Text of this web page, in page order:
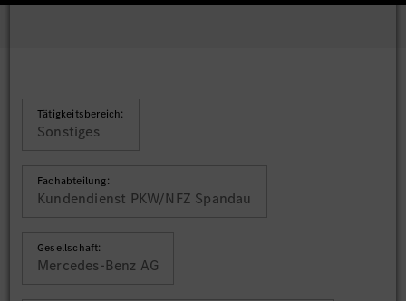
Tätigkeitsbereich:
Sonstiges
Fachabteilung:
Kundendienst PKW/NFZ Spandau
Gesellschaft:
Mercedes-Benz AG